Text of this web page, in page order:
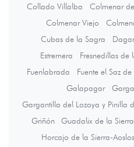
Collado Villalba
Colmenar
Colmenar Viejo
Cubas de la Sagra
Estremera
Fresnedillas de
Fuenlabrada
Fuente el Saz
Galapagar
Gargantilla del Lozoya y Pinilla
Griñón
Guadalix de la Sierra
Horcajo de la Sierra-Aoslos